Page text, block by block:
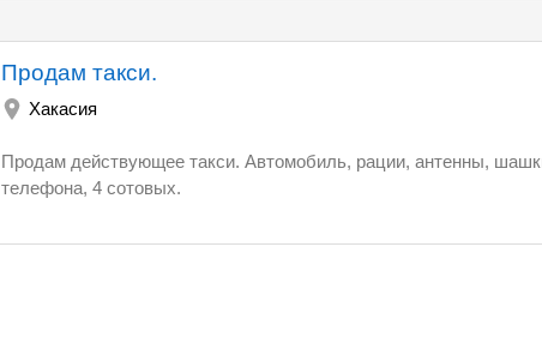
Продам такси.
Хакасия
Продам действующее такси. Автомобиль, рации, антенны,
телефона, 4 сотовых.